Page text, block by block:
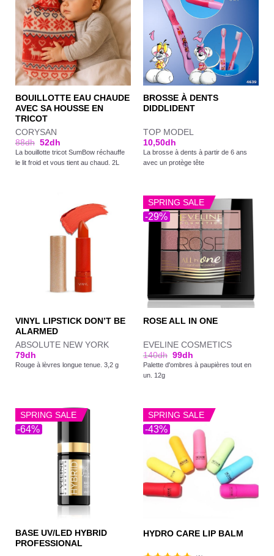
BOUILLOTTE EAU CHAUDE
AVEC SA HOUSSE EN
TRICOT
CORYSAN
88dh 52dh
La bouillotte tricot SumBow réchauffe
le lit froid et vous tient au chaud. 2L
BROSSE À DENTS
DIDDLIDENT
TOP MODEL
10,50dh
La brosse à dents à partir de 6 ans
avec un protège tête
VINYL LIPSTICK DON’T BE
ALARMED
ABSOLUTE NEW YORK
79dh
Rouge à lèvres longue tenue. 3,2 g
-29%
SPRING SALE
ROSE ALL IN ONE
EVELINE COSMETICS
140dh 99dh
Palette d'ombres à paupières tout en
un. 12g
-64%
SPRING SALE
BASE UV/LED HYBRID
PROFESSIONAL
-43%
SPRING SALE
HYDRO CARE LIP BALM